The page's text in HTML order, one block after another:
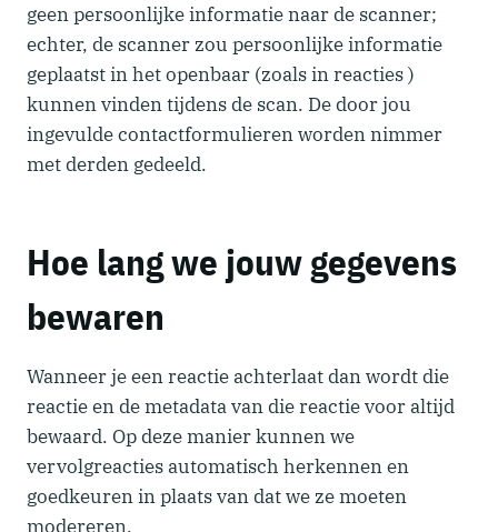
geen persoonlijke informatie naar de scanner;
echter, de scanner zou persoonlijke informatie
geplaatst in het openbaar (zoals in reacties )
kunnen vinden tijdens de scan. De door jou
ingevulde contactformulieren worden nimmer
met derden gedeeld.
Hoe lang we jouw gegevens
bewaren
Wanneer je een reactie achterlaat dan wordt die
reactie en de metadata van die reactie voor altijd
bewaard. Op deze manier kunnen we
vervolgreacties automatisch herkennen en
goedkeuren in plaats van dat we ze moeten
modereren.